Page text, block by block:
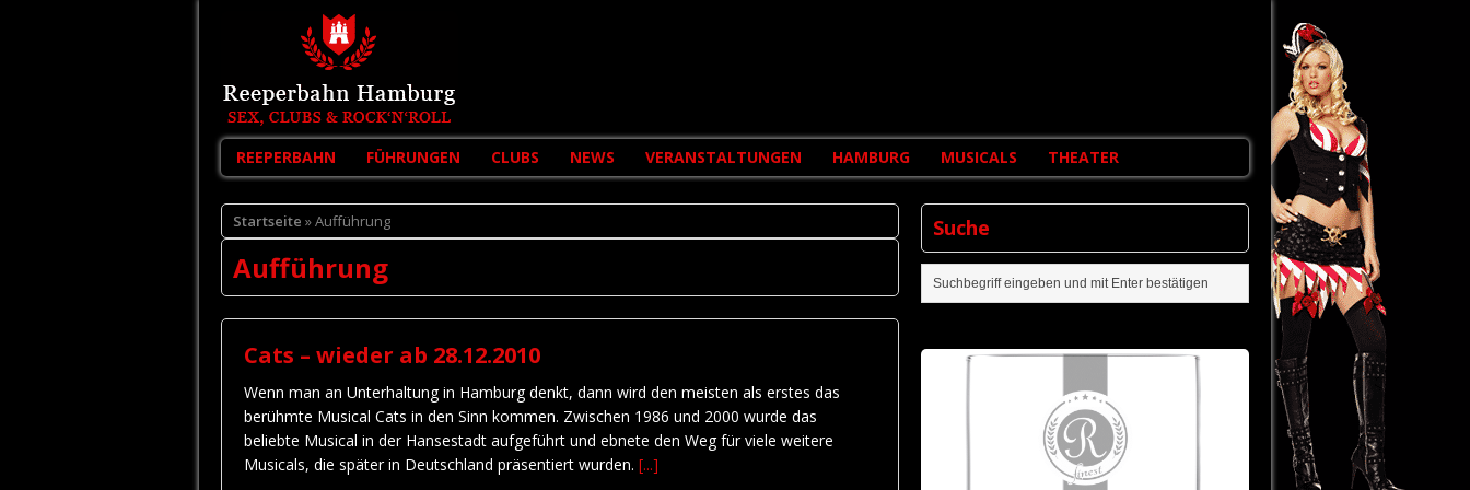
REEPERBAHN FÜHRUNGEN CLUBS NEWS VERANSTALTUNGEN HAMBURG MUSICALS THEATER
Startseite » Aufführung
Aufführung
Cats – wieder ab 28.12.2010
Wenn man an Unterhaltung in Hamburg denkt, dann wird den meisten als erstes das
berühmte Musical Cats in den Sinn kommen. Zwischen 1986 und 2000 wurde das
beliebte Musical in der Hansestadt aufgeführt und ebnete den Weg für viele weitere
Musicals, die später in Deutschland präsentiert wurden. [...]
Suche